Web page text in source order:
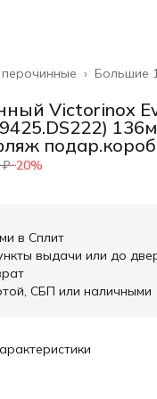
Большие
›
Victorinox
−20%
в Сплит
выдачи или до
СБП или наличными